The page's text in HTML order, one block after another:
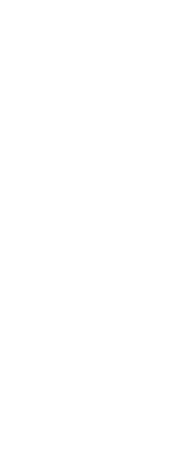
Bekasi
Alamat Jasa Pusat
Murah 24 Jam